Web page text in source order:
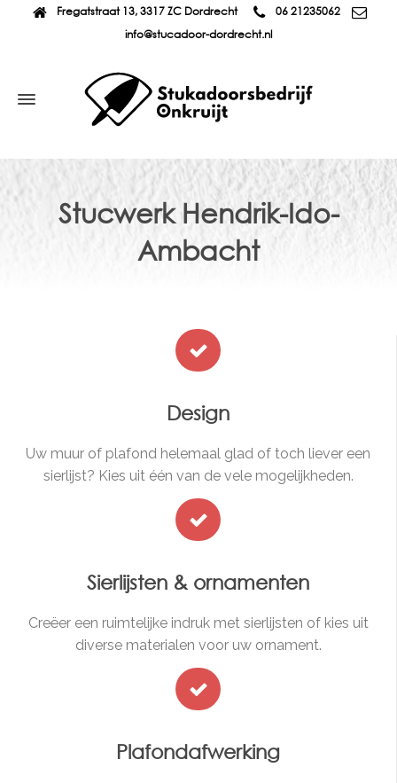
Fregatstraat 13, 3317 ZC Dordrecht
06 21235062
info@stucadoor-dordrecht.nl
Stucwerk Hendrik-Ido-
Ambacht
Design
Uw muur of plafond helemaal glad of toch liever een
sierlijst? Kies uit één van de vele mogelijkheden.
Sierlijsten & ornamenten
Creëer een ruimtelijke indruk met sierlijsten of kies uit
diverse materialen voor uw ornament.
Plafondafwerking